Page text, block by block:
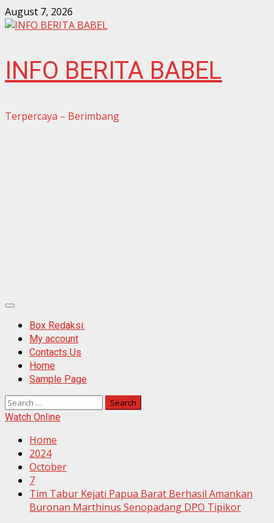
Skip
to
August 7, 2026
INFO BERITA BABEL
Terpercaya – Berimbang
Primary
MenuBox Redaksi:
My account
Contacts Us
Home
Sample Page
Search
for:
Watch Online
Home
2024
October
7
Tim Tabur Kejati Papua Barat Berhasil Amankan
Buronan Marthinus Senopadang DPO Tipikor